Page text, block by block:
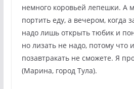
немного коровьей лепешки. А
портить еду, а вечером, когда
надо лишь открыть тюбик и
но лизать не надо, потому что
позавтракать не сможете. Я
(Марина, город Тула).